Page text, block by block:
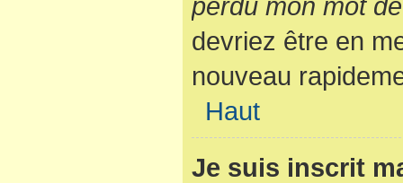
devriez être en
nouveau
Haut
Je suis inscrit